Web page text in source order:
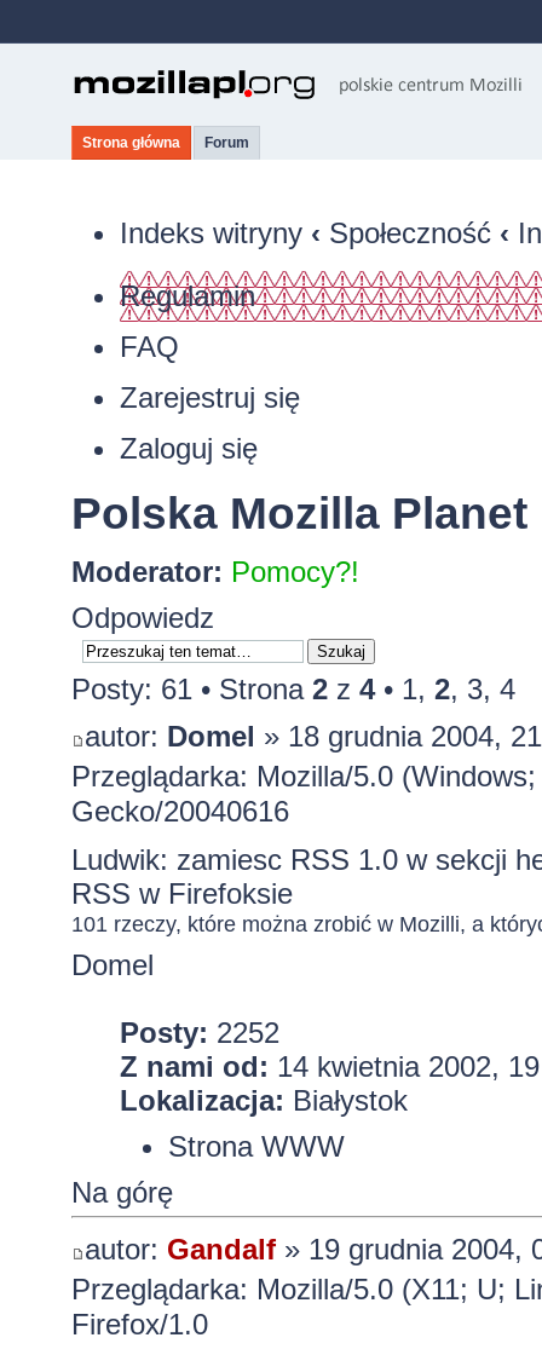
Strona główna Forum
Indeks witryny ‹ Społeczność ‹
Regulamin
FAQ
Zarejestruj się
Zaloguj się
Polska Mozilla Planet
Moderator: Pomocy?!
Odpowiedz
Posty: 61 • Strona 2z 4• 1, 2, 3, 4
autor: Domel » 18 grudnia 2004,
Przeglądarka: Mozilla/5.0
Gecko/20040616
Ludwik: zamiesc RSS 1.0w sekcji
RSS w Firefoksie
101 rzeczy, które można zrobić w Mozilli, a
Domel
Posty: 2252
Z nami od: 14 kwietnia 2002,
Lokalizacja: Białystok
Strona WWW
Na górę
autor: Gandalf» 19 grudnia 2004,
Przeglądarka: Mozilla/5.0 (X11; U;
Firefox/1.0